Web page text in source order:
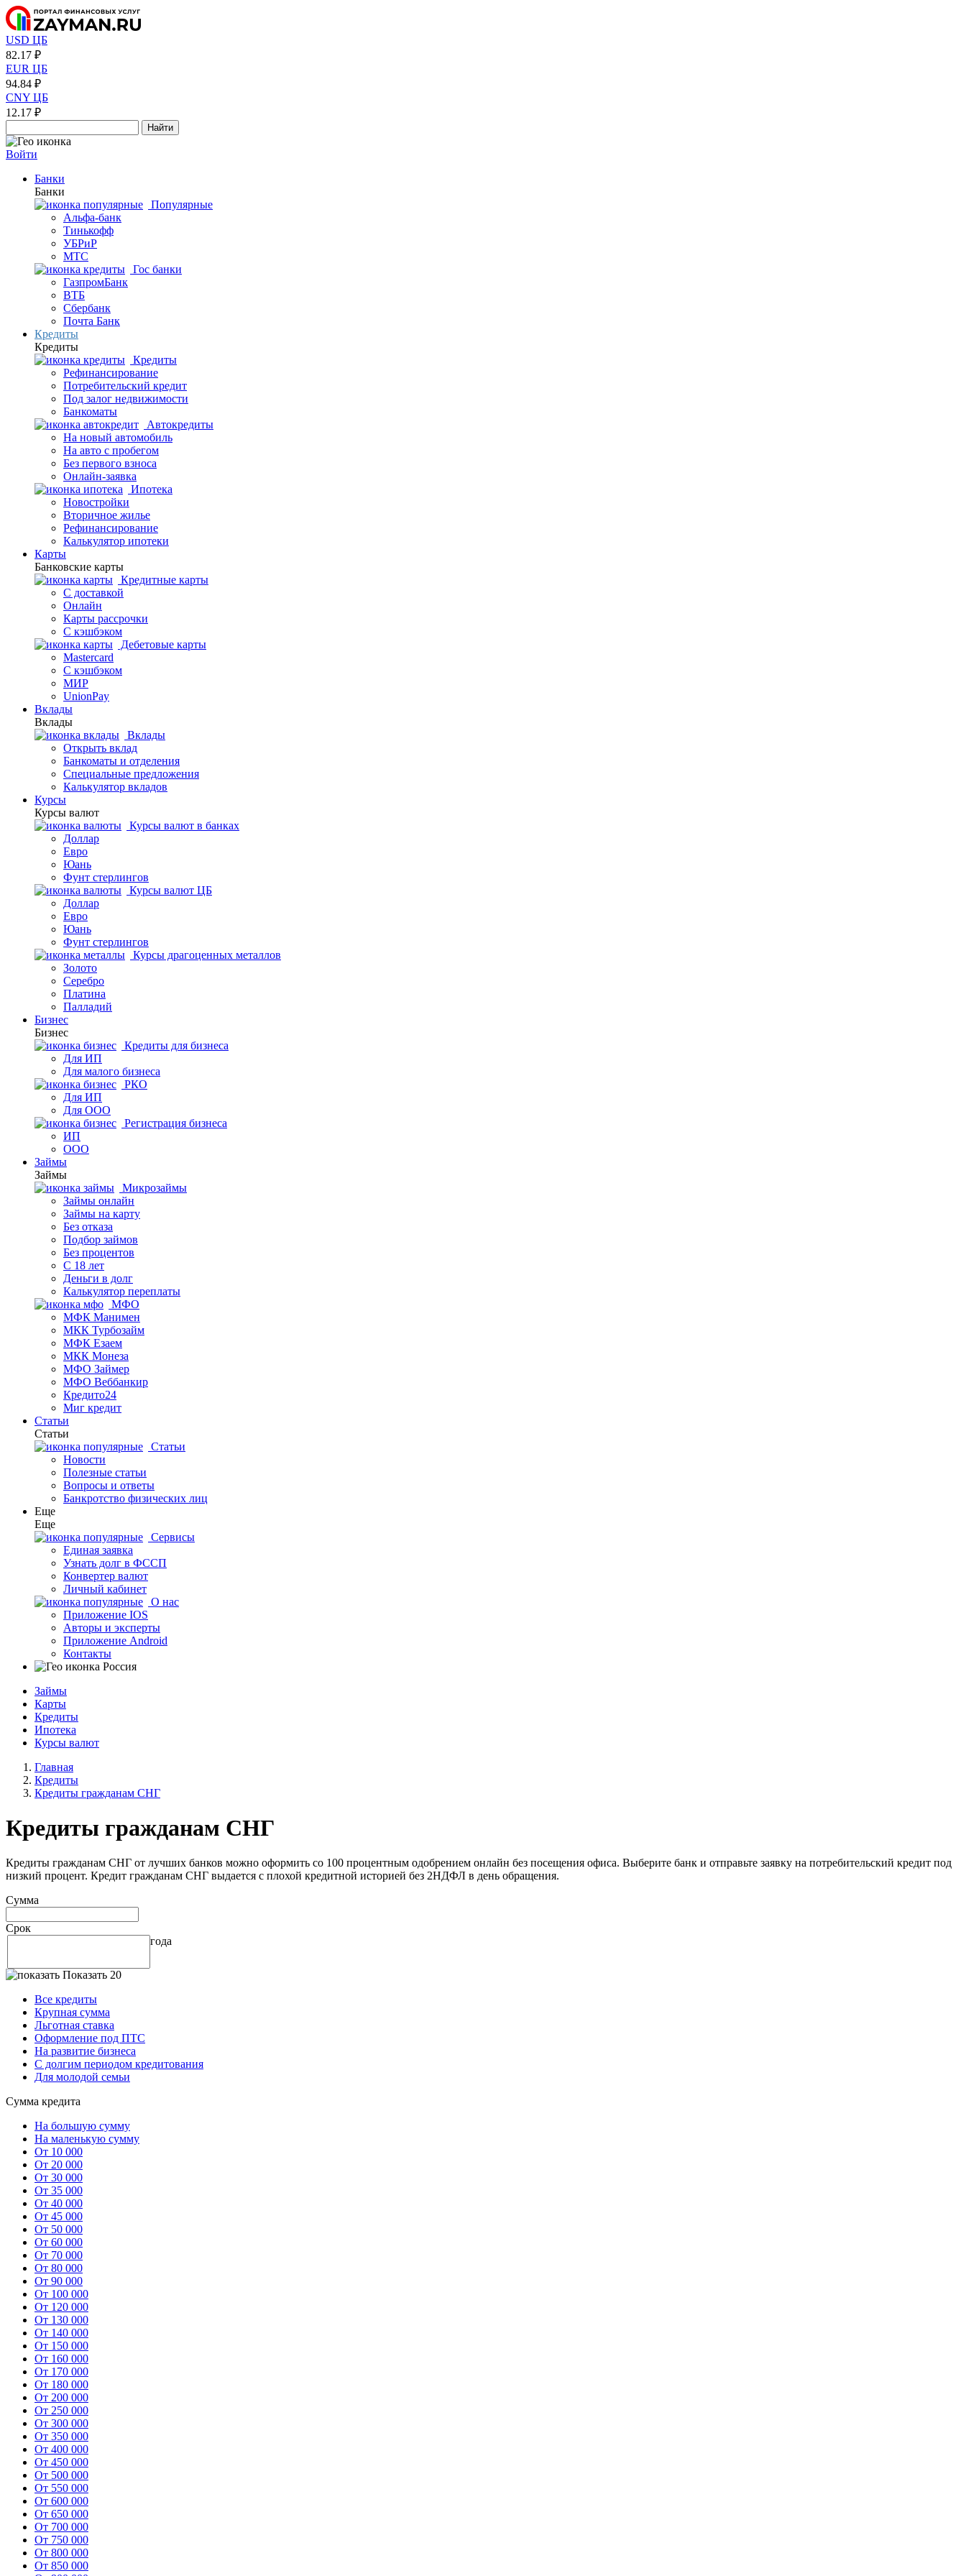
USD ЦБ
82.17 ₽
EUR ЦБ
94.84 ₽
CNY ЦБ
12.17 ₽
Найти
Войти
Банки
Банки
Популярные
Альфа-банк
Тинькофф
УБРиР
МТС
Гос банки
ГазпромБанк
ВТБ
Сбербанк
Почта Банк
Кредиты
Кредиты
Кредиты
Рефинансирование
Потребительский кредит
Под залог недвижимости
Банкоматы
Автокредиты
На новый автомобиль
На авто с пробегом
Без первого взноса
Онлайн-заявка
Ипотека
Новостройки
Вторичное жилье
Рефинансирование
Калькулятор ипотеки
Карты
Банковские карты
Кредитные карты
С доставкой
Онлайн
Карты рассрочки
С кэшбэком
Дебетовые карты
Mastercard
С кэшбэком
МИР
UnionPay
Вклады
Вклады
Вклады
Открыть вклад
Банкоматы и отделения
Специальные предложения
Калькулятор вкладов
Курсы
Курсы валют
Курсы валют в банках
Доллар
Евро
Юань
Фунт стерлингов
Курсы валют ЦБ
Доллар
Евро
Юань
Фунт стерлингов
Курсы драгоценных металлов
Золото
Серебро
Платина
Палладий
Бизнес
Бизнес
Кредиты для бизнеса
Для ИП
Для малого бизнеса
РКО
Для ИП
Для ООО
Регистрация бизнеса
ИП
ООО
Займы
Займы
Микрозаймы
Займы онлайн
Займы на карту
Без отказа
Подбор займов
Без процентов
С 18 лет
Деньги в долг
Калькулятор переплаты
МФО
МФК Манимен
МКК Турбозайм
МФК Езаем
МКК Монеза
МФО Займер
МФО Веббанкир
Кредито24
Миг кредит
Статьи
Статьи
Статьи
Новости
Полезные статьи
Вопросы и ответы
Банкротство физических лиц
Еще
Еще
Сервисы
Единая заявка
Узнать долг в ФССП
Конвертер валют
Личный кабинет
О нас
Приложение IOS
Авторы и эксперты
Приложение Android
Контакты
Россия
Займы
Карты
Кредиты
Ипотека
Курсы валют
Главная
Кредиты
Кредиты гражданам СНГ
Кредиты гражданам СНГ
Кредиты гражданам СНГ от лучших банков можно оформить со 100 процентным одобрением онлайн без посещения офиса. Выберите банк и отправьте заявку на потребительский кредит под
низкий процент. Кредит гражданам СНГ выдается с плохой кредитной историей без 2НДФЛ в день обращения.
Сумма
Срок
года
Показать 20
Все кредиты
Крупная сумма
Льготная ставка
Оформление под ПТС
На развитие бизнеса
С долгим периодом кредитования
Для молодой семьи
Сумма кредита
На большую сумму
На маленькую сумму
От 10 000
От 20 000
От 30 000
От 35 000
От 40 000
От 45 000
От 50 000
От 60 000
От 70 000
От 80 000
От 90 000
От 100 000
От 120 000
От 130 000
От 140 000
От 150 000
От 160 000
От 170 000
От 180 000
От 200 000
От 250 000
От 300 000
От 350 000
От 400 000
От 450 000
От 500 000
От 550 000
От 600 000
От 650 000
От 700 000
От 750 000
От 800 000
От 850 000